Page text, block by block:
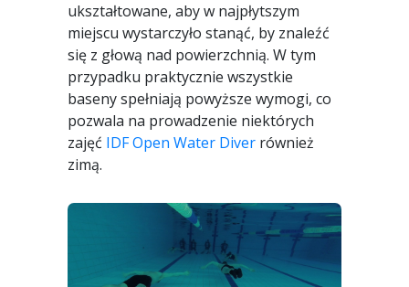
ukształtowane, aby w najpłytszym
miejscu wystarczyło stanąć, by znaleźć
się z głową nad powierzchnią. W tym
przypadku praktycznie wszystkie
baseny spełniają powyższe wymogi, co
pozwala na prowadzenie niektórych
zajęć IDF Open Water Diver również
zimą.